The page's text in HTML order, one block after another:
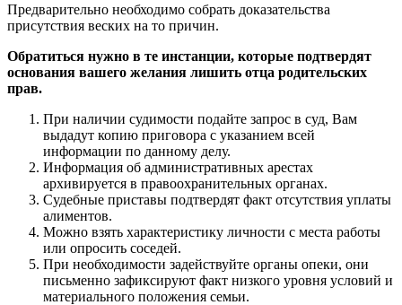
Предварительно необходимо собрать доказательства
присутствия веских на то причин.
Обратиться нужно в те инстанции, которые подтвердят
основания вашего желания лишить отца родительских
прав.
При наличии судимости подайте запрос в суд, Вам
выдадут копию приговора с указанием всей
информации по данному делу.
Информация об административных арестах
архивируется в правоохранительных органах.
Судебные приставы подтвердят факт отсутствия уплаты
алиментов.
Можно взять характеристику личности с места работы
или опросить соседей.
При необходимости задействуйте органы опеки, они
письменно зафиксируют факт низкого уровня условий и
материального положения семьи.